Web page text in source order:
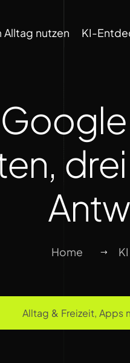
Alltag nutzen KI-
Home
Alltag & Freizeit, Apps